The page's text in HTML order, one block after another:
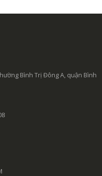
Bình Trị Đông A, quận Bình